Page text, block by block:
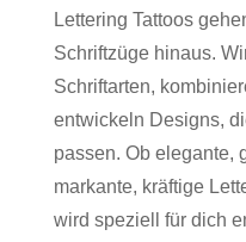
Lettering Tattoos
Schriftzüge hinaus.
Schriftarten,
entwickeln Designs,
passen. Ob elegante,
markante, kräftige
wird speziell für dich